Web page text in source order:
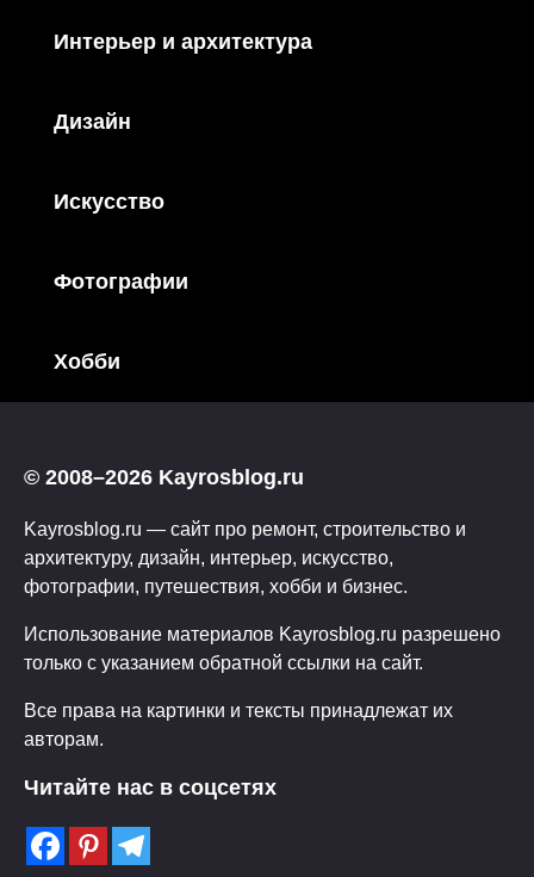
Интерьер и архитектура
Дизайн
Искусство
Фотографии
Хобби
© 2008–2026 Kayrosblog.ru
Kayrosblog.ru — сайт про ремонт, строительство и
архитектуру, дизайн, интерьер, искусство,
фотографии, путешествия, хобби и бизнес.
Использование материалов Kayrosblog.ru разрешено
только с указанием обратной ссылки на сайт.
Все права на картинки и тексты принадлежат их
авторам.
Читайте нас в соцсетях